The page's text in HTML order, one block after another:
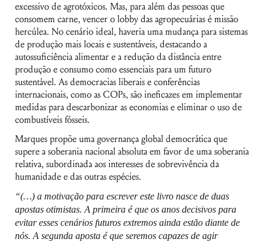
excessivo de agrotóxicos. Mas, para além das pessoas que
consomem carne, vencer o lobby das agropecuárias é missão
hercúlea. No cenário ideal, haveria uma mudança para sistemas
de produção mais locais e sustentáveis, destacando a
autossuficiência alimentar e a redução da distância entre
produção e consumo como essenciais para um futuro
sustentável. As democracias liberais e conferências
internacionais, como as COPs, são ineficazes em implementar
medidas para descarbonizar as economias e eliminar o uso de
combustíveis fósseis.
Marques propõe uma governança global democrática que
supere a soberania nacional absoluta em favor de uma soberania
relativa, subordinada aos interesses de sobrevivência da
humanidade e das outras espécies.
“(…) a motivação para escrever este livro nasce de duas
apostas otimistas. A primeira é que os anos decisivos para
evitar esses cenários futuros extremos ainda estão diante de
nós. A segunda aposta é que seremos capazes de agir